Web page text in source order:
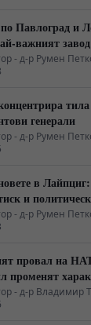
Павлоград и
важният
ли
- д-р Румен
тила
генерали
- д-р Румен
в
и
- д-р Румен
провал на
променят
- д-р Владимир